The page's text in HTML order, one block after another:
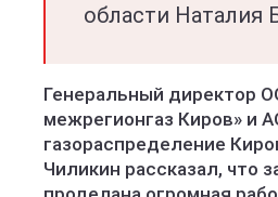
области Наталия
Генеральный директор
межрегионгаз Киров» и
газораспределение
Чиликин рассказал, что